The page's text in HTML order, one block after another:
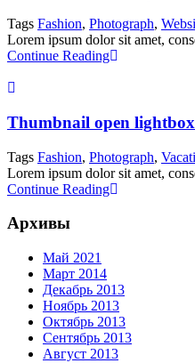
Tags Fashion, Photograph,
Lorem ipsum dolor sit amet,
Continue Reading
Thumbnail open lightbox
Tags Fashion, Photograph,
Lorem ipsum dolor sit amet,
Continue Reading
Архивы
Май 2021
Март 2014
Декабрь 2013
Ноябрь 2013
Октябрь 2013
Сентябрь 2013
Август 2013